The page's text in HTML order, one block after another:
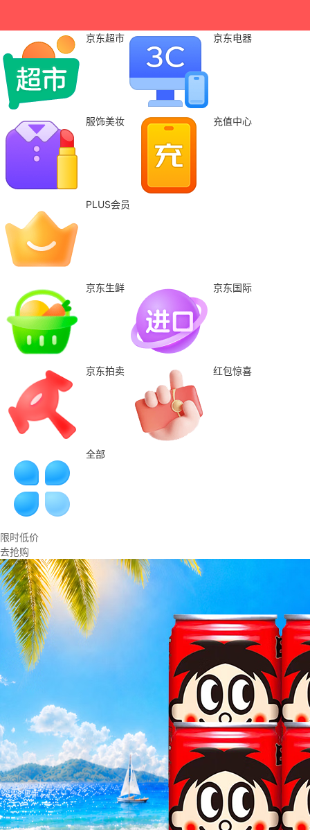
京东超市 京东电器
服饰美妆 充值中心
PLUS会员
京东生鲜 京东国际
京东拍卖 红包惊喜
全部
限时低价
去抢购